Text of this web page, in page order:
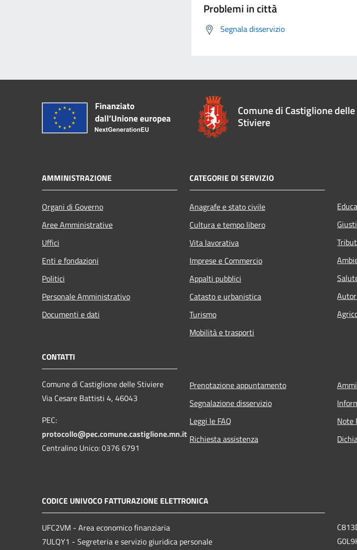
Problemi in città
Segnala disservizio
Comune di Castiglione delle
Stiviere
AMMINISTRAZIONE
Organi di Governo
Aree Amministrative
Uffici
Enti e fondazioni
Politici
Personale Amministrativo
Documenti e dati
CATEGORIE DI SERVIZIO
Anagrafe e stato civile
Cultura e tempo libero
Vita lavorativa
Imprese e Commercio
Appalti pubblici
Catasto e urbanistica
Turismo
Mobilità e trasporti
CONTATTI
Comune di Castiglione delle Stiviere
Via Cesare Battisti 4, 46043
PEC:
protocollo@pec.comune.castiglione.mn.it
Centralino Unico: 0376 6791
Prenotazione appuntamento
Segnalazione disservizio
Leggi le FAQ
Richiesta assistenza
Note
CODICE UNIVOCO FATTURAZIONE ELETTRONICA
UFC2VM - Area economico finanziaria
7ULQY1 - Segreteria e servizio giuridica personale